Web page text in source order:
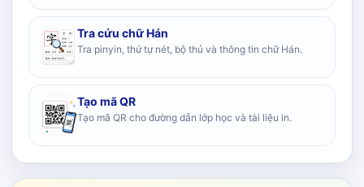
Tra cứu chữ Hán
Tra pinyin, thứ tự nét, bộ thủ và thông tin chữ Hán.
Tạo mã QR
Tạo mã QR cho đường dẫn lớp học và tài liệu in.